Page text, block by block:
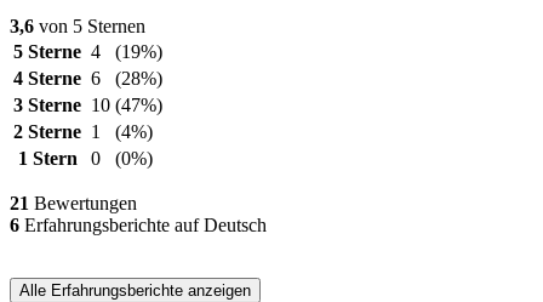
3,6 von 5 Sternen
5 Sterne 4
(19%)
4 Sterne 6
(28%)
3 Sterne 10 (47%)
2 Sterne 1
(4%)
1 Stern
0 (0%)
21 Bewertungen
6 Erfahrungsberichte auf Deutsch
Alle Erfahrungsberichte anzeigen